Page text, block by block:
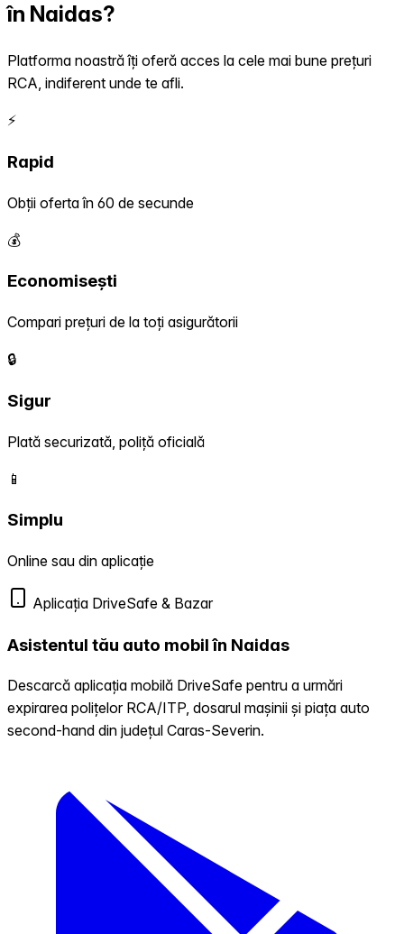
în Naidas?
Platforma noastră îți oferă acces la cele mai bune prețuri
RCA, indiferent unde te afli.
⚡
Rapid
Obții oferta în 60 de secunde
💰
Economisești
Compari prețuri de la toți asigurătorii
🔒
Sigur
Plată securizată, poliță oficială
📱
Simplu
Online sau din aplicație
Aplicația DriveSafe & Bazar
Asistentul tău auto mobil în Naidas
Descarcă aplicația mobilă DriveSafe pentru a urmări
expirarea polițelor RCA/ITP, dosarul mașinii și piața auto
second-hand din județul Caras-Severin.